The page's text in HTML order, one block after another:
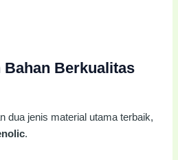
Bahan Berkualitas
dua jenis material utama terbaik,
.